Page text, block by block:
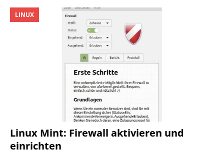
Linux Mint: Firewall aktivieren und
einrichten
LINUX